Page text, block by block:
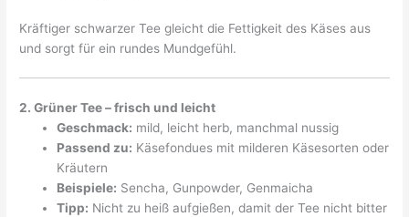
Kräftiger schwarzer Tee gleicht die Fettigkeit des Käses aus
und sorgt für ein rundes Mundgefühl.
2. Grüner Tee – frisch und leicht
Geschmack: mild, leicht herb, manchmal nussig
Passend zu: Käsefondues mit milderen Käsesorten oder
Kräutern
Beispiele: Sencha, Gunpowder, Genmaicha
Tipp: Nicht zu heiß aufgießen, damit der Tee nicht bitter